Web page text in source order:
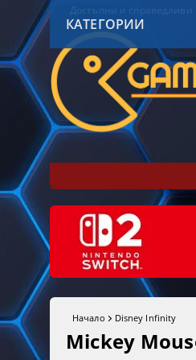
Достъпни и
КАТЕГОРИИ
Начало Disney Infinity
Mickey